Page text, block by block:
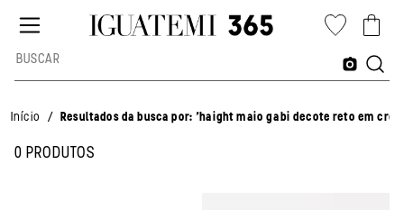
Início / Resultados da busca por: 'haight maio gabi decote reto em
0 PRODUTOS